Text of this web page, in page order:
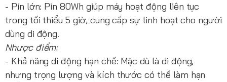
- Pin lớn: Pin 80Wh giúp máy hoạt động liên tục
trong tối thiểu 5 giờ, cung cấp sự linh hoạt cho người
dùng di động.
Nhược điểm:
- Khả năng di động hạn chế: Mặc dù là di động,
nhưng trọng lượng và kích thước có thể làm hạn